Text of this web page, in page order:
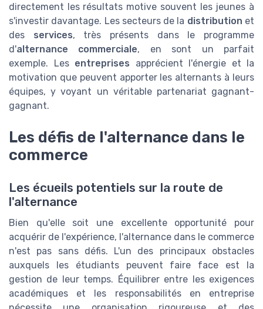
directement les résultats motive souvent les jeunes à
s'investir davantage. Les secteurs de la distribution et
des services, très présents dans le programme
d'alternance commerciale, en sont un parfait
exemple. Les entreprises apprécient l'énergie et la
motivation que peuvent apporter les alternants à leurs
équipes, y voyant un véritable partenariat gagnant-
gagnant.
Les défis de l'alternance dans le
commerce
Les écueils potentiels sur la route de
l'alternance
Bien qu'elle soit une excellente opportunité pour
acquérir de l'expérience, l'alternance dans le commerce
n'est pas sans défis. L'un des principaux obstacles
auxquels les étudiants peuvent faire face est la
gestion de leur temps. Équilibrer entre les exigences
académiques et les responsabilités en entreprise